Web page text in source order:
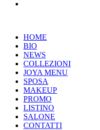
HOME
BIO
NEWS
COLLEZIONI
JOYA MENU
SPOSA
MAKEUP
PROMO
LISTINO
SALONE
CONTATTI